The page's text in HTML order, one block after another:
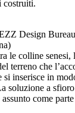
costruiti.
Design
le colline senesi,
terreno che
inserisce in
soluzione a
come